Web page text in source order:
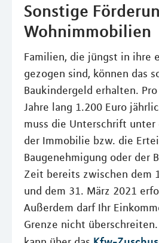
Sonstige
Wohnimmobilien
Familien, die jüngst in ihre
gezogen sind, können das
Baukindergeld erhalten.
Jahre lang 1.200 Euro
muss die Unterschrift unter
der Immobilie bzw. die
Baugenehmigung oder der
Zeit bereits zwischen dem
und dem 31. März 2021
Außerdem darf Ihr
Grenze nicht